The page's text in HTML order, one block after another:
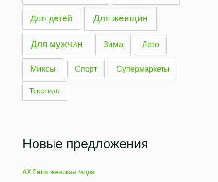
Для детей Для женщин
Для мужчин Зима Лето
Миксы Спорт Супермаркеты
Текстиль
Новые предложения
AX Paris женская мода